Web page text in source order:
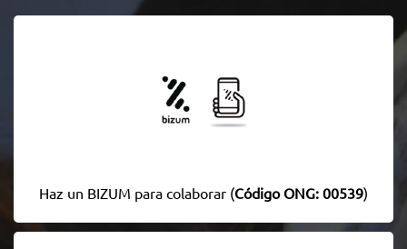
Haz un BIZUM para colaborar (Código ONG: 00539)